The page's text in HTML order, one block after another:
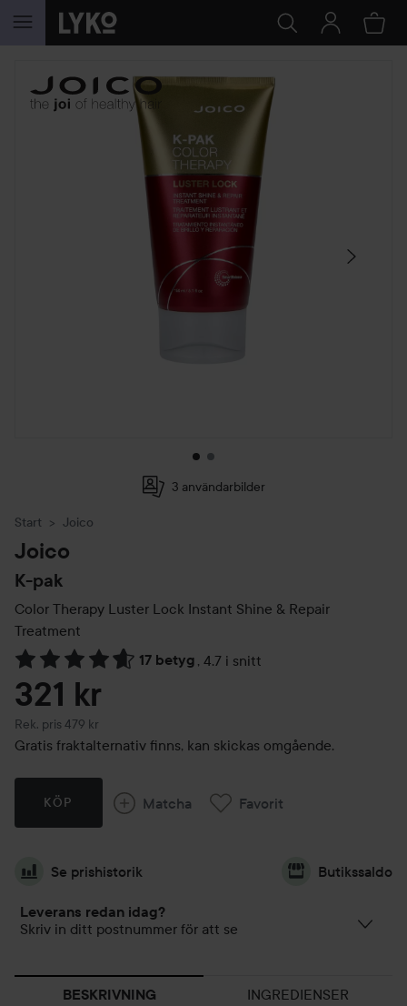
HOPPA TILL INNEHÅLLET
HOPPA ÖVER SEKTIONEN
3 användarbilder
Start Joico
Joico
K-pak
Color Therapy Luster Lock Instant Shine & Repair
Treatment
17 betyg , 4.7 i snitt
Hoppa till Betyg & kommentarer
321 kr
Rek. pris 479 kr
Rekommenderat pris 479 kr
Gratis fraktalternativ finns, kan skickas omgående.
KÖP Matcha Favorit
Se prishistorik Butikssaldo
Leverans redan idag?
Skriv in ditt postnummer för att se
BESKRIVNING INGREDIENSER